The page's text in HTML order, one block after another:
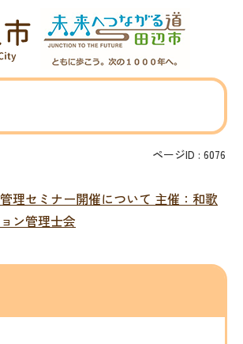
ページID : 6076
理セミナー開催について 主催：和歌
ン管理士会